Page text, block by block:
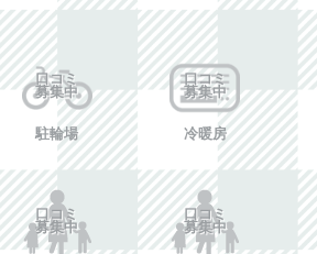
情報を投稿する
口コミ
募集中
駐輪場
口コミ
募集中
冷暖房
口コミ
募集中
口コミ
募集中